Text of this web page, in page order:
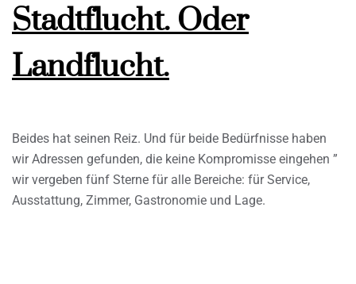
Stadtflucht. Oder
Landflucht.
Beides hat seinen Reiz. Und für beide Bedürfnisse haben
wir Adressen gefunden, die keine Kompromisse eingehen ”
wir vergeben fünf Sterne für alle Bereiche: für Service,
Ausstattung, Zimmer, Gastronomie und Lage.